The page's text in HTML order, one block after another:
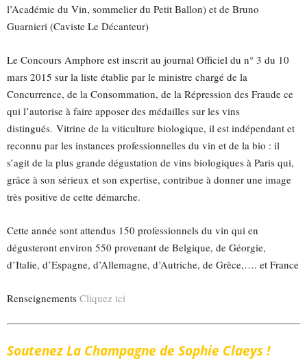
l’Académie du Vin, sommelier du Petit Ballon) et de Bruno
Guarnieri (Caviste Le Décanteur)
Le Concours Amphore est inscrit au journal Officiel du n° 3 du 10
mars 2015 sur la liste établie par le ministre chargé de la
Concurrence, de la Consommation, de la Répression des Fraude ce
qui l’autorise à faire apposer des médailles sur les vins
distingués. Vitrine de la viticulture biologique, il est indépendant et
reconnu par les instances professionnelles du vin et de la bio : il
s’agit de la plus grande dégustation de vins biologiques à Paris qui,
grâce à son sérieux et son expertise, contribue à donner une image
très positive de cette démarche.
Cette année sont attendus 150 professionnels du vin qui en
dégusteront environ 550 provenant de Belgique, de Géorgie,
d’Italie, d’Espagne, d’Allemagne, d’Autriche, de Grèce,…. et France
Renseignements Cliquez ici
Soutenez La Champagne de Sophie Claeys !